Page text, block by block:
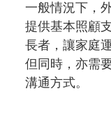
一般情況下，
提供基本照顧
長者，讓家庭
但同時，亦需
溝通方式。